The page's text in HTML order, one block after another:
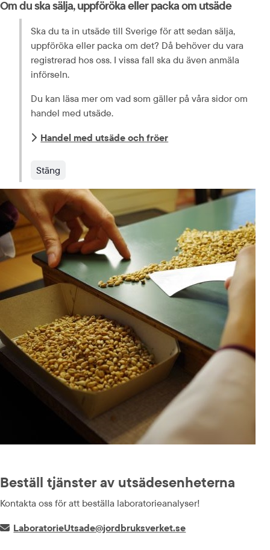
Om du ska sälja, uppföröka eller packa om utsäde
Ska du ta in utsäde till Sverige för att sedan sälja,
uppföröka eller packa om det? Då behöver du vara
registrerad hos oss. I vissa fall ska du även anmäla
införseln.
Du kan läsa mer om vad som gäller på våra sidor om
handel med utsäde.
Handel med utsäde och fröer
Stäng
Beställ tjänster av utsädesenheterna
Kontakta oss för att beställa laboratorieanalyser!
E-post:
LaboratorieUtsade@jordbruksverket.se